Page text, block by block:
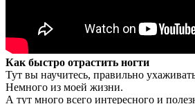
Как быстро отрастить ногти
Тут вы научитесь, правильно
Немного из моей жизни.
А тут много всего интересного и